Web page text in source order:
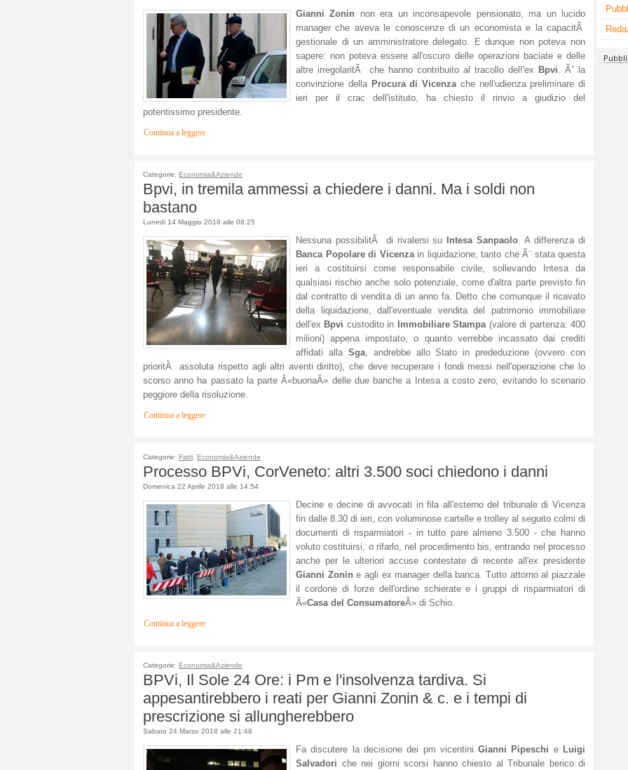
Gianni Zonin non era un inconsapevole pensionato, ma un lucido
manager che aveva le conoscenze di un economista e la capacitÃ
gestionale di un amministratore delegato. E dunque non poteva non
sapere: non poteva essere all'oscuro delle operazioni baciate e delle
altre irregolaritÃ che hanno contribuito al tracollo del!'ex Bpvi . Ãˆ la
convinzione della Procura di Vicenza che nell'udienza preliminare di
ieri per il crac dell'istituto, ha chiesto il rinvio a giudizio del
potentissimo presidente.
Continua a leggere
Categorie: Economia&Aziende
Bpvi, in tremila ammessi a chiedere i danni. Ma i soldi non
bastano
Lunedi 14 Maggio 2018 alle 08:25
Nessuna possibilitÃ di rivalersi su Intesa Sanpaolo . A differenza di
Banca Popolare di Vicenzain liquidazione, tanto che Ã¨ stata questa
ieri a costituirsi come responsabile civile, sollevando Intesa da
qualsiasi rischio anche solo potenziale, come d'altra parte previsto fin
dal contratto di vendita di un anno fa. Detto che comunque il ricavato
della liquidazione, dall'eventuale vendita del patrimonio immobiliare
dell'ex Bpvi custodito in Immobiliare Stampa (valore di partenza: 400
milioni) appena impostato, o quanto verrebbe incassato dai crediti
affidati alla Sga, andrebbe allo Stato in prededuzione (ovvero con
prioritÃ assoluta rispetto agli altri aventi diritto), che deve recuperare i fondi messi nell'operazione che lo
scorso anno ha passato la parte Â«buonaÂ» delle due banche a Intesa a costo zero, evitando lo scenario
peggiore della risoluzione.
Continua a leggere
Categorie: Fatti Economia&Aziende
Processo BPVi, CorVeneto: altri 3.500 soci chiedono i danni
Domenica 22 Aprile 2018 alle 14:54
Decine e decine di avvocati in fila all'esterno del tribunale di Vicenza
fin dalle 8.30 di ieri, con voluminose cartelle e trolley al seguito colmi di
documenti di risparmiatori - in tutto pare almeno 3.500 - che hanno
voluto costituirsi, o rifarlo, nel procedimento bis, entrando nel processo
anche per le ulteriori accuse contestate di recente all'ex presidente
Gianni Zonin e agli ex manager della banca. Tutto attorno al piazzale
il cordone di forze dell'ordine schierate e i gruppi di risparmiatori di
Â«Casa del ConsumatoreÂ» di Schio.
Continua a leggere
Categorie: Economia&Aziende
BPVi, Il Sole 24 Ore: i Pm e l'insolvenza tardiva. Si
appesantirebbero i reati per Gianni Zonin & c. e i tempi di
prescrizione si allungherebbero
Sabato 24 Marzo 2018 alle 21:48
Fa discutere la decisione dei pm vicentiniGianni Pipeschi e Luigi
Salvadori che nei giorni scorsi hanno chiesto al Tribunale berico di